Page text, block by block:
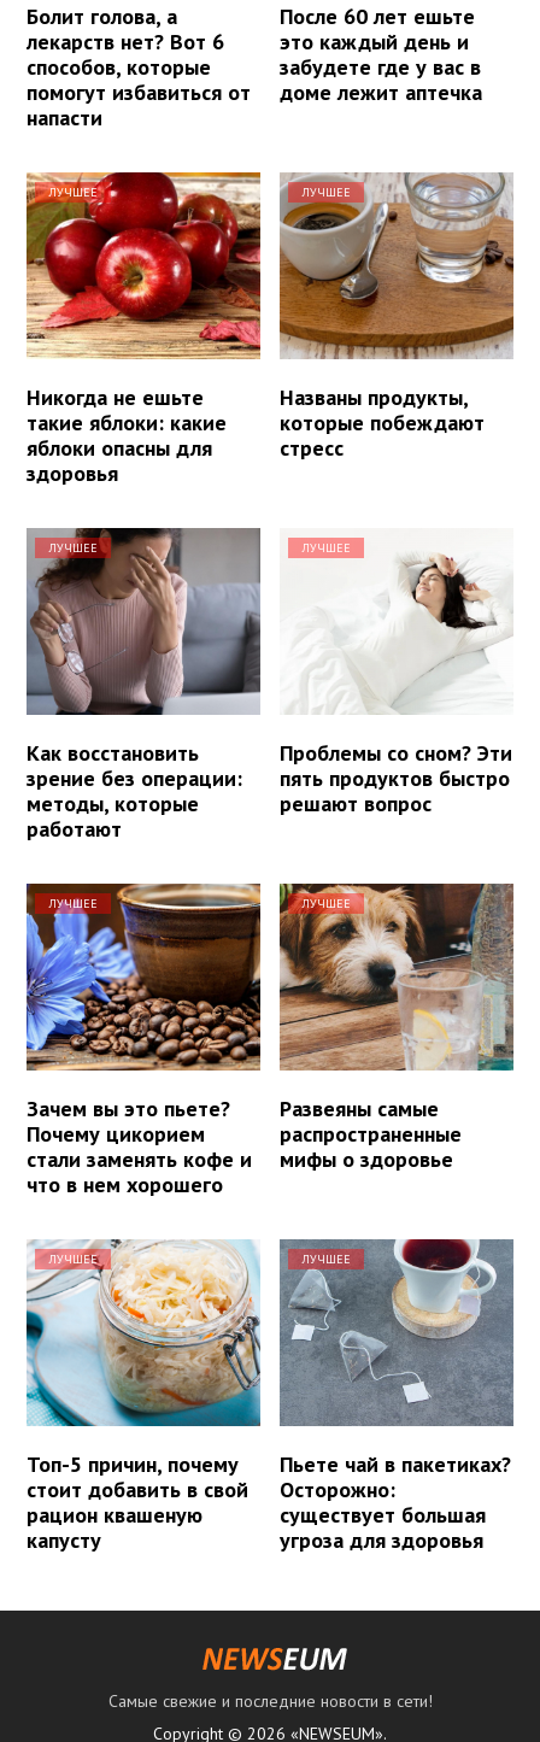
Болит голова, а
лекарств нет? Вот 6
способов, которые
помогут избавиться от
напасти
После 60 лет ешьте
это каждый день и
забудете где у вас в
доме лежит аптечка
ЛУЧШЕЕ
Никогда не ешьте
такие яблоки: какие
яблоки опасны для
здоровья
ЛУЧШЕЕ
Названы продукты,
которые побеждают
стресс
ЛУЧШЕЕ
Как восстановить
зрение без операции:
методы, которые
работают
ЛУЧШЕЕ
Проблемы со сном? Эти
пять продуктов быстро
решают вопрос
ЛУЧШЕЕ
Зачем вы это пьете?
Почему цикорием
стали заменять кофе и
что в нем хорошего
ЛУЧШЕЕ
Развеяны самые
распространенные
мифы о здоровье
ЛУЧШЕЕ
Топ-5 причин, почему
стоит добавить в свой
рацион квашеную
капусту
ЛУЧШЕЕ
Пьете чай в пакетиках?
Осторожно:
существует большая
угроза для здоровья
Самые свежие и последние новости в сети!
Copyright © 2026 «NEWSEUM».